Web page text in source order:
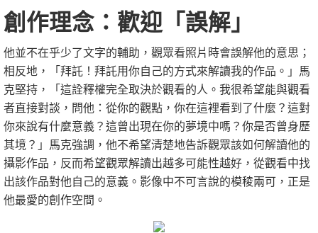
創作理念：歡迎「誤解」
他並不在乎少了文字的輔助，觀眾看照片時會誤解他的意思；
相反地，「拜託！拜託用你自己的方式來解讀我的作品。」馬
克堅持，「這詮釋權完全取決於觀看的人。我很希望能與觀看
者直接對談，問他：從你的觀點，你在這裡看到了什麼？這對
你來說有什麼意義？這曾出現在你的夢境中嗎？你是否曾身歷
其境？」馬克強調，他不希望清楚地告訴觀眾該如何解讀他的
攝影作品，反而希望觀眾解讀出越多可能性越好，從觀看中找
出該作品對他自己的意義。影像中不可言說的模稜兩可，正是
他最愛的創作空間。